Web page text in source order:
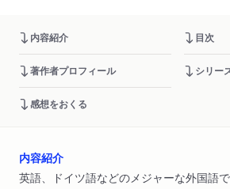
内容紹介 目次
著作者プロフィール シリー
感想をおくる
内容紹介
英語、ドイツ語などのメジャーな外国語で